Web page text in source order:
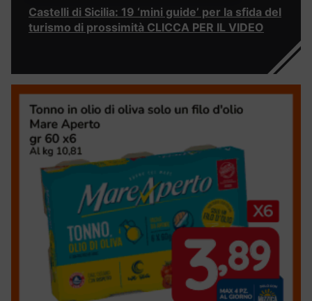
Castelli di Sicilia: 19 ‘mini guide’ per la sfida del
turismo di prossimità CLICCA PER IL VIDEO